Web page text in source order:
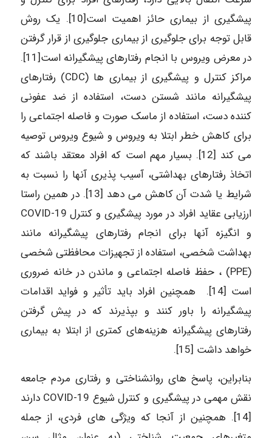
پیشگیری از بیماری حائز اهمیت است[10]. یک روش
قابل توجه برای جلوگیری از بیماری جلوگیری از قرار گرفتن
در معرض ویروس با انجام رفتارهای پیشگیرانه است[11].
مراکز کنترل و پیشگیری از بیماری ها (CDC) رفتارهای
پیشگیرانه مانند شستن دست، استفاده از ضد عفونی
کننده دست، استفاده از ماسک صورت و فاصله اجتماعی را
برای کاهش خطر ابتلا به ویروس و شیوع ویروس توصیه
می کند [12]. بسیار مهم است که افراد معتقد باشند که
اتخاذ رفتارهای بهداشتی، آسیب پذیری آنها را نسبت به
شرایط یا شدت آن کاهش می دهد [13]. در همین راستا
ارزیابی عقاید افراد در مورد پیشگیری و کنترل COVID-19
و انگیزه آنها برای انجام رفتارهای پیشگیرانه مانند
بهداشت شخصی، استفاده از تجهیزات محافظتی شخصی
(PPE) ، حفظ فاصله اجتماعی و ماندن در خانه ضروری
است [14]. همچنین افراد باید تأثیر و فواید اقدامات
پیشگیرانه را باور کنند و بپذیرند که در پیش‌ گرفتن
رفتارهای پیشگیرانه هزینه‌های کمتری از ابتلا به بیماری
خواهد داشت [15].
بنابراین، پاسخ های روانشناختی و رفتاری مردم جامعه
نقش مهمی در پیشگیری و کنترل شیوع COVID-19 دارند
[14]. همچنین از آنجا که ویژگی های فردی، از جمله